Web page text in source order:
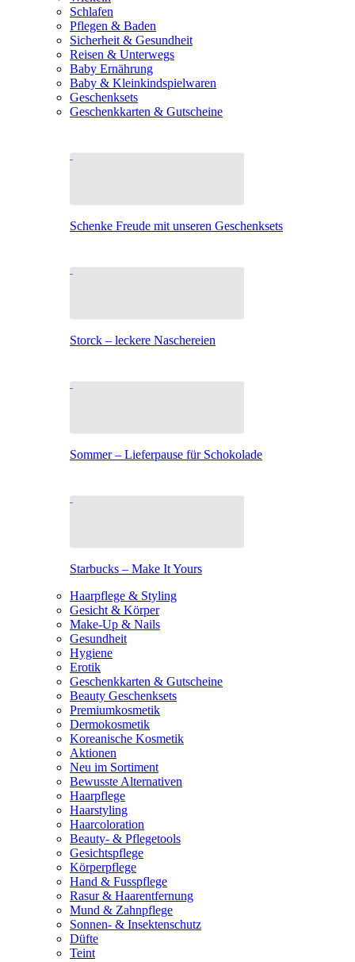
Schlafen
Pflegen & Baden
Sicherheit & Gesundheit
Reisen & Unterwegs
Baby Ernährung
Baby & Kleinkindspielwaren
Geschenksets
Geschenkkarten & Gutscheine
Schenke Freude mit unseren Geschenksets
Storck – leckere Naschereien
Sommer – Lieferpause für Schokolade
Starbucks – Make It Yours
Haarpflege & Styling
Gesicht & Körper
Make-Up & Nails
Gesundheit
Hygiene
Erotik
Geschenkkarten & Gutscheine
Beauty Geschenksets
Premiumkosmetik
Dermokosmetik
Koreanische Kosmetik
Aktionen
Neu im Sortiment
Bewusste Alternativen
Haarpflege
Haarstyling
Haarcoloration
Beauty- & Pflegetools
Gesichtspflege
Körperpflege
Hand & Fusspflege
Rasur & Haarentfernung
Mund & Zahnpflege
Sonnen- & Insektenschutz
Düfte
Teint